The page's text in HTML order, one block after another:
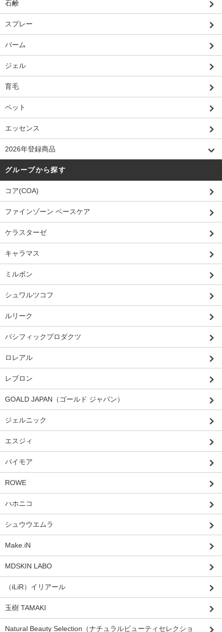
石鹸
スプレー
バーム
ジェル
育毛
ペット
エッセンス
2026年登録商品
グループから探す
コア(COA)
ファインゾーン ベースケア
ケラスターゼ
キャラマス
ミルボン
シュワルツコフ
ルリーク
パシフィックプロダクツ
ロレアル
レブロン
GOALD JAPAN（ゴールド ジャパン）
ジェルニック
エスジィ
パイモア
ROWE
ハホニコ
シュウウエムラ
Make.iN
MDSKIN LABO
（iLiR）イリアール
玉樹 TAMAKI
Natural Beauty Selection（ナチュラルビューティセレクショ